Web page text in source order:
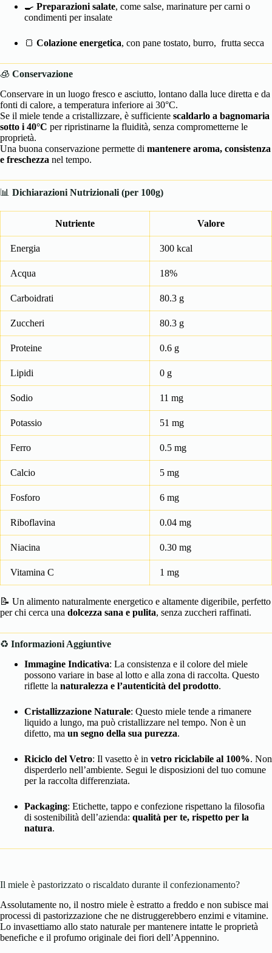
🍳 Preparazioni salate, come salse, marinature per carni o
condimenti per insalate
🍞 Colazione energetica, con pane tostato, burro, frutta secca
🧊 Conservazione
Conservare in un luogo fresco e asciutto, lontano dalla luce diretta e da
fonti di calore, a temperatura inferiore ai 30°C.
Se il miele tende a cristallizzare, è sufficiente scaldarlo a bagnomaria
sotto i 40°C per ripristinarne la fluidità, senza comprometterne le
proprietà.
Una buona conservazione permette di mantenere aroma, consistenza
e freschezza nel tempo.
📊 Dichiarazioni Nutrizionali (per 100g)
Nutriente Valore
Energia 300 kcal
Acqua 18%
Carboidrati 80.3 g
Zuccheri 80.3 g
Proteine 0.6 g
Lipidi 0 g
Sodio 11 mg
Potassio 51 mg
Ferro 0.5 mg
Calcio 5 mg
Fosforo 6 mg
Riboflavina 0.04 mg
Niacina 0.30 mg
Vitamina C 1 mg
📝 Un alimento naturalmente energetico e altamente digeribile, perfetto
per chi cerca una dolcezza sana e pulita, senza zuccheri raffinati.
♻️ Informazioni Aggiuntive
Immagine Indicativa: La consistenza e il colore del miele
possono variare in base al lotto e alla zona di raccolta. Questo
riflette la naturalezza e l’autenticità del prodotto.
Cristallizzazione Naturale: Questo miele tende a rimanere
liquido a lungo, ma può cristallizzare nel tempo. Non è un
difetto, ma un segno della sua purezza.
Riciclo del Vetro: Il vasetto è in vetro riciclabile al 100%. Non
disperderlo nell’ambiente. Segui le disposizioni del tuo comune
per la raccolta differenziata.
Packaging: Etichette, tappo e confezione rispettano la filosofia
di sostenibilità dell’azienda: qualità per te, rispetto per la
natura.
Il miele è pastorizzato o riscaldato durante il confezionamento?
Assolutamente no, il nostro miele è estratto a freddo e non subisce mai
processi di pastorizzazione che ne distruggerebbero enzimi e vitamine.
Lo invasettiamo allo stato naturale per mantenere intatte le proprietà
benefiche e il profumo originale dei fiori dell’Appennino.